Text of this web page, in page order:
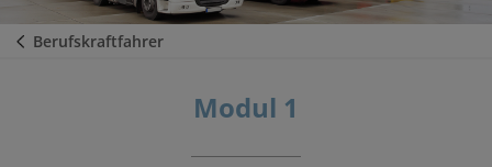
Modul 1
Berufskraftfahrer